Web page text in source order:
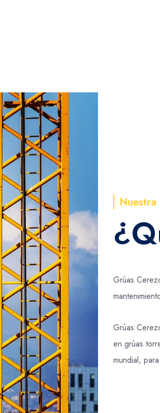
Nuestra
Grúas
Grúas
en grúas
mundial, para